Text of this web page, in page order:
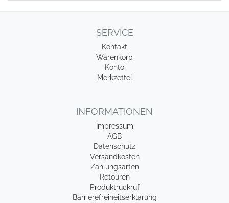
SERVICE
Kontakt
Warenkorb
Konto
Merkzettel
INFORMATIONEN
Impressum
AGB
Datenschutz
Versandkosten
Zahlungsarten
Retouren
Produktrückruf
Barrierefreiheitserklärung